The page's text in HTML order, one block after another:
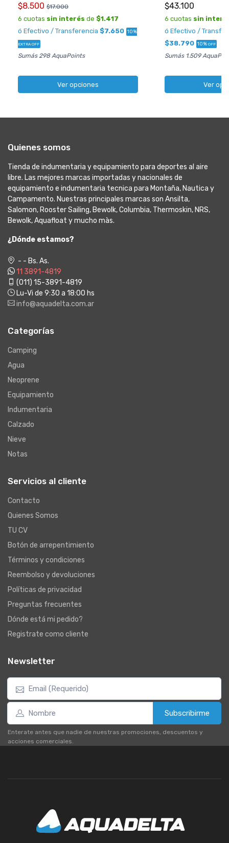
$8.500 $17.000
6 cuotas sin interés de $1.417
ó Efectivo / Transferencia $7.650 10%
EXTRA OFF
Sumás 298 AquaPoints
Ver opciones
$43.100
6 cuotas sin
ó Efectivo /
$38.790 10% OFF
Sumás 1.509
Ver
Quienes somos
Tienda de indumentaria y equipamiento para deportes al aire
libre. Las mejores marcas importadas y nacionales de
equipamiento e indumentaria tecnica para Montaña, Nautica y
Campamento. Nuestras principales marcas son Ansilta,
Salomon, Rooster Sailing, Bewolk, Columbia, Thermoskin, NRS,
Bewolk, Aquafloat y mucho màs.
¿Dónde estamos?
- - Bs. As.
11 3891-4819
(011) 15-3891-4819
Lu-Vi de 9:30 a 18:00 hs
info@aquadelta.com.ar
Categorías
Camping
Agua
Neoprene
Equipamiento
Indumentaria
Calzado
Nieve
Notas
Servicios al cliente
Contacto
Quienes Somos
TU CV
Botón de arrepentimiento
Términos y condiciones
Reembolso y devoluciones
Políticas de privacidad
Preguntas frecuentes
Dónde está mi pedido?
Registrate como cliente
Newsletter
Subscribirme
Enterate antes que nadie de nuestras promociones, descuentos y
acciones comerciales.